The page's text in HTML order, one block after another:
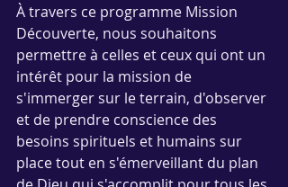
À travers ce programme Mission
Découverte, nous souhaitons
permettre à celles et ceux qui ont un
intérêt pour la mission de
s'immerger sur le terrain, d'observer
et de prendre conscience des
besoins spirituels et humains sur
place tout en s'émerveillant du plan